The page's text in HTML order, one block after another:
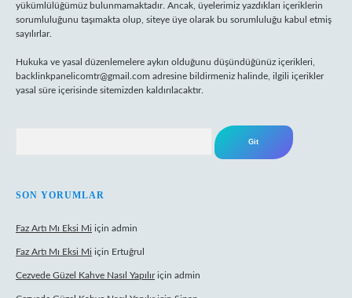
yükümlülüğümüz bulunmamaktadır. Ancak, üyelerimiz yazdıkları içeriklerin
sorumluluğunu taşımakta olup, siteye üye olarak bu sorumluluğu kabul etmiş
sayılırlar.
Hukuka ve yasal düzenlemelere aykırı olduğunu düşündüğünüz içerikleri,
backlinkpanelicomtr@gmail.com adresine bildirmeniz halinde, ilgili içerikler
yasal süre içerisinde sitemizden kaldırılacaktır.
SON YORUMLAR
Faz Artı Mı Eksi Mi için admin
Faz Artı Mı Eksi Mi için Ertuğrul
Cezvede Güzel Kahve Nasıl Yapılıriçin admin